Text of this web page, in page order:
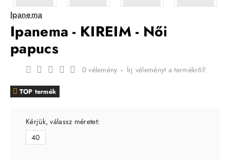
Ipanema
Ipanema - KIREIM - Női
papucs
TOP termék
0 vélemény - Írj véleményt a termékről!
Kérjük, válassz méretet:
40